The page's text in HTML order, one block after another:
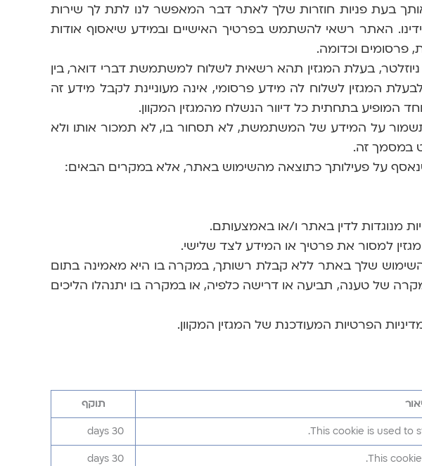
בעת פניות חוזרות שלך לאתר דבר המאפשר לנו לתת לך שירות
האתר רשאי להשתמש בפרטיך האישיים ובמידע שיאסוף אודות
פרסומים וכדומה.
בעלת המגזין תהא רשאית לשלוח למשתמשת דברי דואר, בין
המגזין לשלוח לה מידע פרסומי, אינה מעוניינת לקבל מידע זה
המופיע בתחתית כל דיוור הנשלח מהמגזין המקוון.
תשמור על המידע של המשתמשת, לא תסחור בו, לא תמכור אותו ולא
במסמך זה.
על פעילותך כתוצאה מהשימוש באתר, אלא במקרים הבאים:
שלך באתר ללא קבלת רשותך, במקרה בו היא מאמינה בתום
של טענה, תביעה או דרישה כלפיה, או במקרה בו יתנהלו הליכים
הפרטיות המעודכנת של המגזין המקוון.
תוקף
This cookie is used to
30 days
This
30 days